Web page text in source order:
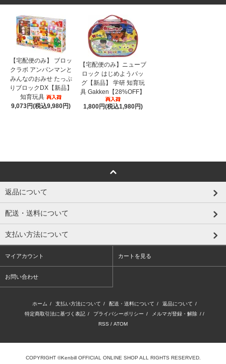
【宅配便のみ】 ブロッ
クラボ アンパンマンと
みんなのおみせ たっぷ
りブロックDX【新品】
知育玩具
9,073円(税込9,980円)
【宅配便のみ】ニューブ
ロック はじめようバッ
グ【新品】 学研 知育玩
具 Gakken【28%OFF】
1,800円(税込1,980円)
返品について
配送・送料について
支払い方法について
マイアカウント カートを見る
お問い合わせ
ホーム / 支払い方法について / 配送・送料について / 返品について /
特定商取引法に基づく表記 / プライバシーポリシー / メルマガ登録・解除 / /
RSS / ATOM
COPYRIGHT ©Kenbill OFFICIAL ONLINE SHOP ALL RIGHTS RESERVED.